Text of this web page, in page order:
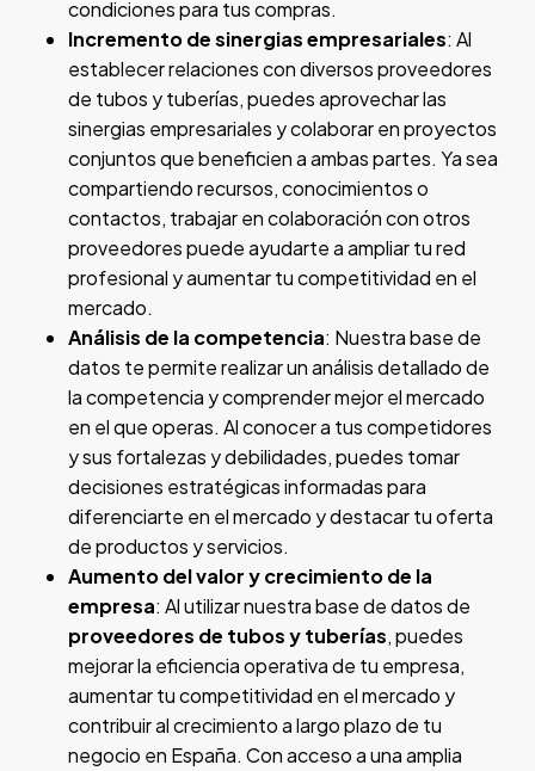
condiciones para tus compras.
Incremento de sinergias empresariales: Al
establecer relaciones con diversos proveedores
de tubos y tuberías, puedes aprovechar las
sinergias empresariales y colaborar en proyectos
conjuntos que beneficien a ambas partes. Ya sea
compartiendo recursos, conocimientos o
contactos, trabajar en colaboración con otros
proveedores puede ayudarte a ampliar tu red
profesional y aumentar tu competitividad en el
mercado.
Análisis de la competencia: Nuestra base de
datos te permite realizar un análisis detallado de
la competencia y comprender mejor el mercado
en el que operas. Al conocer a tus competidores
y sus fortalezas y debilidades, puedes tomar
decisiones estratégicas informadas para
diferenciarte en el mercado y destacar tu oferta
de productos y servicios.
Aumento del valor y crecimiento de la
empresa: Al utilizar nuestra base de datos de
proveedores de tubos y tuberías, puedes
mejorar la eficiencia operativa de tu empresa,
aumentar tu competitividad en el mercado y
contribuir al crecimiento a largo plazo de tu
negocio en España. Con acceso a una amplia